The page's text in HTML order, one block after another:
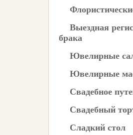
Выездная
брака
Ювелирные
Ювелирные
Свадебное
Свадебный
Сладкий стол